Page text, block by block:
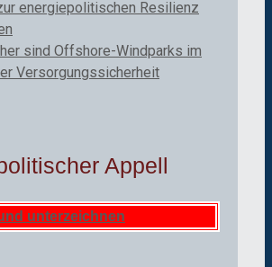
energiepolitischen Resilienz
sind Offshore-Windparks im
Versorgungssicherheit
Appell
unterzeichnen